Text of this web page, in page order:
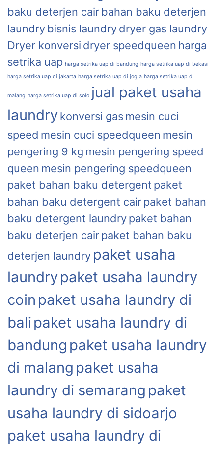
baku deterjen cair bahan baku deterjen
laundry bisnis laundrydryer gas laundry
Dryer konversi dryer speedqueen harga
setrika uap harga setrika uap di bandung harga setrika uap di bekasi
harga setrika uap di jakarta harga setrika uap di jogja harga setrika uap di
malang harga setrika uap di solo jual paket usaha
laundrykonversi gasmesin cuci
speed mesin cuci speedqueen mesin
pengering 9 kg mesin pengering speed
queen mesin pengering speedqueen
paket bahan baku detergent paket
bahan baku detergent cairpaket bahan
baku detergent laundrypaket bahan
baku deterjen cairpaket bahan baku
deterjen laundry paket usaha
laundrypaket usaha laundry
coin paket usaha laundry di
bali paket usaha laundry di
bandung paket usaha laundry
di malang paket usaha
laundry di semarang paket
usaha laundry di sidoarjo
paket usaha laundry di